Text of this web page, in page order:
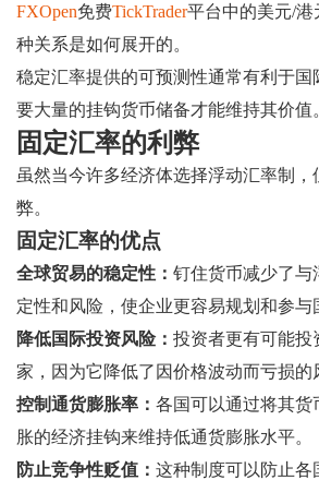
FXOpen免费TickTrader平台中的美元/
种关系是如何展开的。
稳定汇率提供的可预测性通常有利于国
要大量的挂钩货币储备才能维持其价值
固定汇率的利弊
虽然当今许多经济体选择浮动汇率制
弊。
固定汇率的优点
全球贸易的稳定性： 钉住货币减少了与
定性和风险，使企业更容易规划和参与
降低国际投资风险： 投资者更有可能投
家，因为它降低了因价格波动而亏损的
控制通货膨胀率： 各国可以通过将其货
胀的经济挂钩来维持低通货膨胀水平。
防止竞争性贬值： 这种制度可以防止各